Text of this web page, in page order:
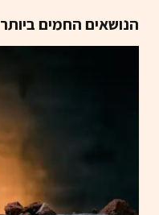
הנושאים החמים ביותר